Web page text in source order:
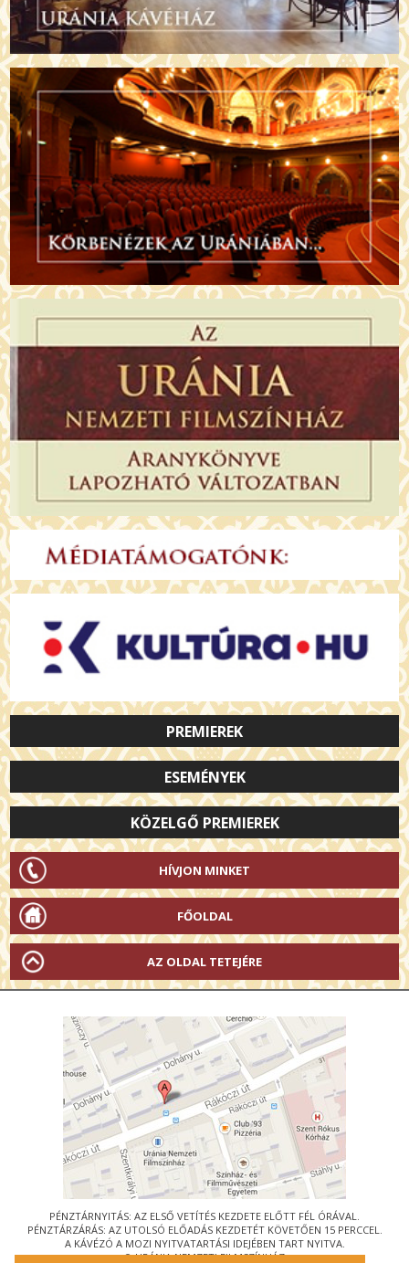
PREMIEREK
ESEMÉNYEK
KÖZELGŐ PREMIEREK
HÍVJON MINKET
FŐOLDAL
AZ OLDAL TETEJÉRE
PÉNZTÁRNYITÁS: AZ ELSŐ VETÍTÉS KEZDETE ELŐTT FÉL ÓRÁVAL.
PÉNZTÁRZÁRÁS: AZ UTOLSÓ ELŐADÁS KEZDETÉT KÖVETŐEN 15 PERCCEL.
A KÁVÉZÓ A MOZI NYITVATARTÁSI IDEJÉBEN TART NYITVA.
© URÁNIA NEMZETI FILMSZÍNHÁZ